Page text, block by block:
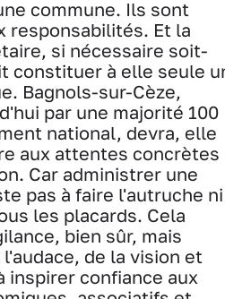
commune. Ils sont
responsabilités. Et la
si nécessaire soit-
constituer à elle seule
Bagnols-sur-Cèze,
par une majorité 100
national, devra, elle
aux attentes concrètes
Car administrer une
pas à faire l'autruche ni
les placards. Cela
bien sûr, mais
de la vision et
inspirer confiance aux